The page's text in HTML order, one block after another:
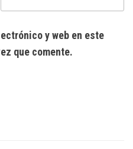
y web en este
que comente.